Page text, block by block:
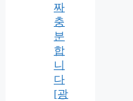
짜
충
분
합
니
다
[광